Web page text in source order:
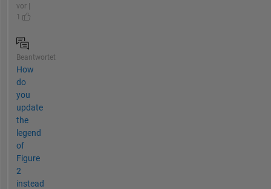
vor |
1
Beantwortet
How
do
you
update
the
legend
of
Figure
2
instead